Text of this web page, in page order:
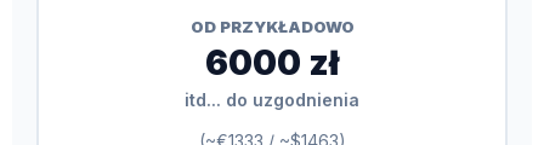
OD PRZYKŁADOWO
6000 zł
itd... do uzgodnienia
(~€1333 / ~$1463)